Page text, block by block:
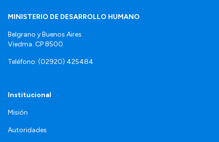
MINISTERIO DE DESARROLLO HUMANO
Belgrano y Buenos Aires.
Viedma. CP 8500.
Teléfono: (02920) 425484
Institucional
Misión
Autoridades